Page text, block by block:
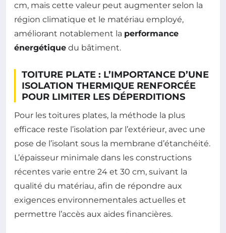
cm, mais cette valeur peut augmenter selon la
région climatique et le matériau employé,
améliorant notablement la performance
énergétique du bâtiment.
TOITURE PLATE : L’IMPORTANCE D’UNE
ISOLATION THERMIQUE RENFORCÉE
POUR LIMITER LES DÉPERDITIONS
Pour les toitures plates, la méthode la plus
efficace reste l’isolation par l’extérieur, avec une
pose de l’isolant sous la membrane d’étanchéité.
L’épaisseur minimale dans les constructions
récentes varie entre 24 et 30 cm, suivant la
qualité du matériau, afin de répondre aux
exigences environnementales actuelles et
permettre l’accès aux aides financières.